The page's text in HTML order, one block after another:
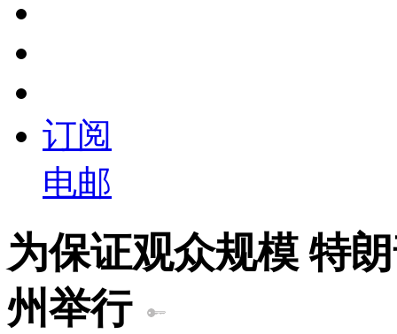
订阅
电邮
为保证观众规模 特
州举行